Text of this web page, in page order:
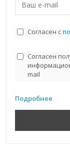
Согласен с
Согласен
mail
Подробнее